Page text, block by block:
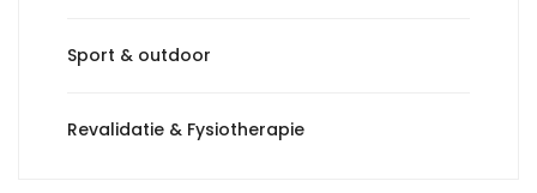
Sport & outdoor
Revalidatie & Fysiotherapie